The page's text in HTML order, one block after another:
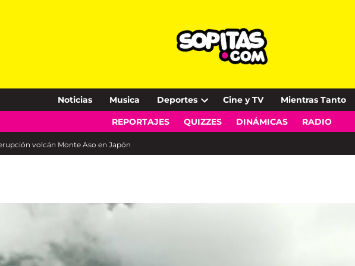
Noticias Musica Deportes
Open
dropdown
Cine y TV Mientras Tanto
REPORTAJES QUIZZES DINÁMICAS RADIO
volcán Monte Aso en Japón